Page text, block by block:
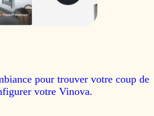
pour trouver votre coup de
votre Vinova.